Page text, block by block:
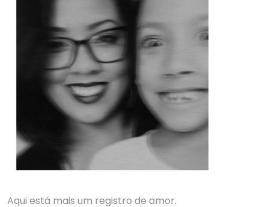
Aqui está mais um registro de amor.